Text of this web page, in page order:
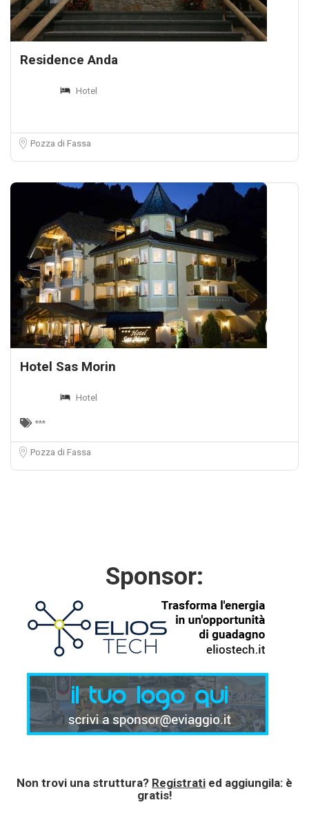
Residence Anda
Hotel
Pozza di Fassa
Hotel Sas Morin
Hotel
***
Pozza di Fassa
Sponsor:
Non trovi una struttura? Registrati ed aggiungila: è
gratis!